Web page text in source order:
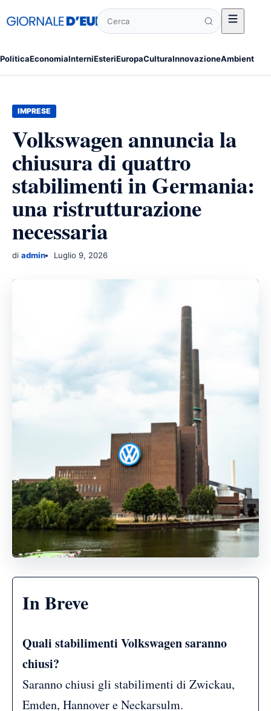
PoliticaEconomiaInterniEsteriEuropaCulturaInnovazioneAmbiente
Cerca
IMPRESE
Volkswagen annuncia la
chiusura di quattro
stabilimenti in Germania:
una ristrutturazione
necessaria
di admin Luglio 9, 2026
In Breve
Quali stabilimenti Volkswagen saranno
chiusi?
Saranno chiusi gli stabilimenti di Zwickau,
Emden, Hannover e Neckarsulm.